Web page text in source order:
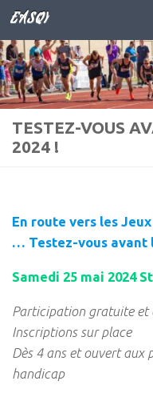
Skip to content
EASQY
TESTEZ-VOUS
2024 !
En route vers les
… Testez-vous avant
Samedi 25 mai 2024
Participation gratuite et
Inscriptions sur place
Dès 4 ans et ouvert aux
handicap